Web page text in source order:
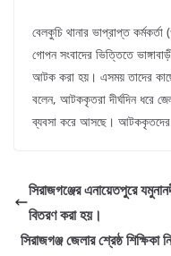
বেলকুচি থানার ভাপ্রাপ্ত
গোপন সংবাদের ভিত্তিতে
আটক করা হয়। এসময় তাদের
বলেন, আটককৃতরা দীর্ঘদিন ধরে
ব্যবসা করে আসছে। আটককৃতদের
সিরাজগঞ্জের এনায়েতপুরে
বিতরণ করা হয়।
সিরাজগঞ্জ জেলার শ্রেষ্ঠ